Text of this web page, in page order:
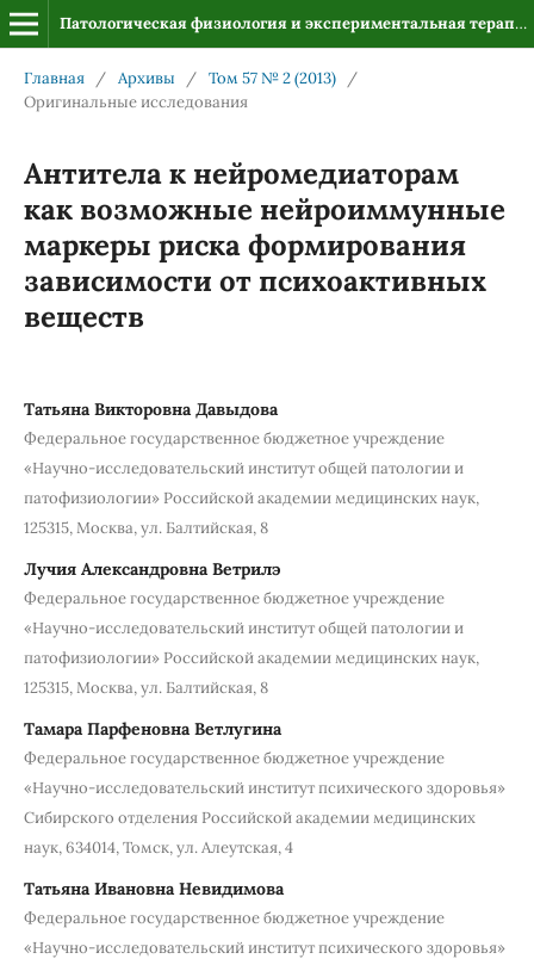
Патологическая физиология и экспериментальная терапия
Главная / Архивы / Том 57 № 2 (2013)
/
Оригинальные исследования
Антитела к нейромедиаторам
как возможные нейроиммунные
маркеры риска формирования
зависимости от психоактивных
веществ
Татьяна Викторовна Давыдова
Федеральное государственное бюджетное учреждение
«Научно-исследовательский институт общей патологии и
патофизиологии» Российcкой академии медицинских наук,
125315, Москва, ул. Балтийская, 8
Лучия Александровна Ветрилэ
Федеральное государственное бюджетное учреждение
«Научно-исследовательский институт общей патологии и
патофизиологии» Российcкой академии медицинских наук,
125315, Москва, ул. Балтийская, 8
Тамара Парфеновна Ветлугина
Федеральное государственное бюджетное учреждение
«Научно-исследовательский институт психического здоровья»
Сибирского отделения Российской академии медицинских
наук, 634014, Томск, ул. Алеутская, 4
Татьяна Ивановна Невидимова
Федеральное государственное бюджетное учреждение
«Научно-исследовательский институт психического здоровья»